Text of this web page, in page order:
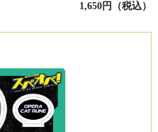
1,650円（税込）